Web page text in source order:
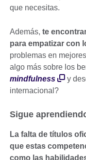
que necesitas.
Además, te
para empatizar con
problemas en
algo más sobre los
mindfulness
y
internacional?
Sigue
La falta de títulos
que estas
como las